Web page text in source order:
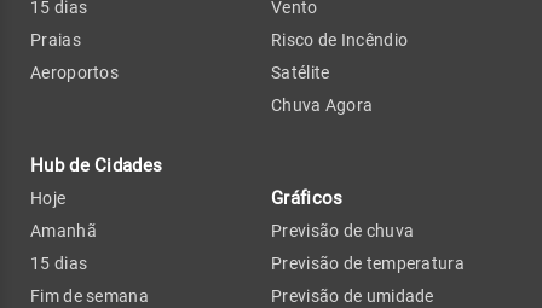
15 dias
Praias
Aeroportos
Hub de Cidades
Hoje
Amanhã
15 dias
Fim de semana
Vento
Risco de Incêndio
Satélite
Chuva Agora
Gráficos
Previsão de chuva
Previsão de temperatura
Previsão de umidade